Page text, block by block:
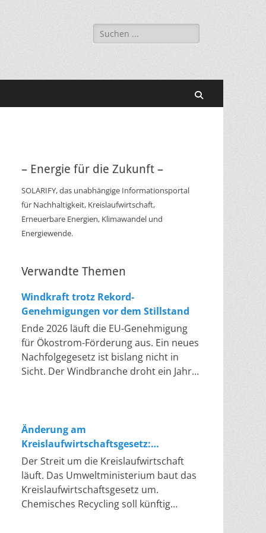
Suchen
nach:
– Energie für die Zukunft –
SOLARIFY, das unabhängige Informationsportal
für Nachhaltigkeit, Kreislaufwirtschaft,
Erneuerbare Energien, Klimawandel und
Energiewende.
Verwandte Themen
Windkraft trotz Rekord-
Genehmigungen vor dem Stillstand
Ende 2026 läuft die EU-Genehmigung
für Ökostrom-Förderung aus. Ein neues
Nachfolgegesetz ist bislang nicht in
Sicht. Der Windbranche droht ein Jahr,
Problem hat die Politik tatsächlich
gelöst, die Verfahren laufen heute
deutlich schneller. Die Halbjahresbilanz
der Branche bestätigt dieses Muster:
So viele Windräder wie nie zuvor
wurden genehmigt, doch im ersten
Halbjahr gingen netto nur rund zwei
Änderung am
Kreislaufwirtschaftsgesetz:
Chemisches Recycling soll Lücke
füllen
Der Streit um die Kreislaufwirtschaft
läuft. Das Umweltministerium baut das
Kreislaufwirtschaftsgesetz um.
Chemisches Recycling soll künftig